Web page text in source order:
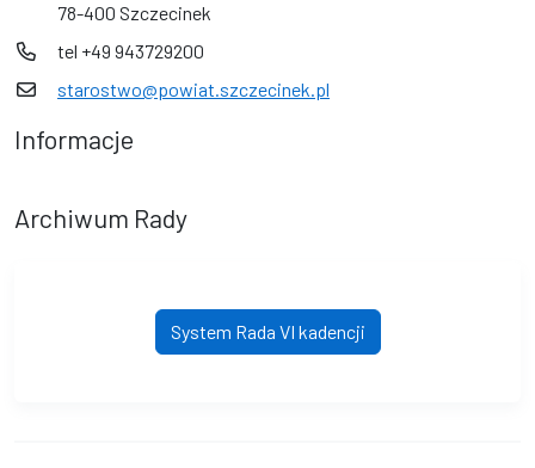
78-400 Szczecinek
tel +49 943729200
starostwo@powiat.szczecinek.pl
Informacje
Archiwum Rady
System Rada VI kadencji